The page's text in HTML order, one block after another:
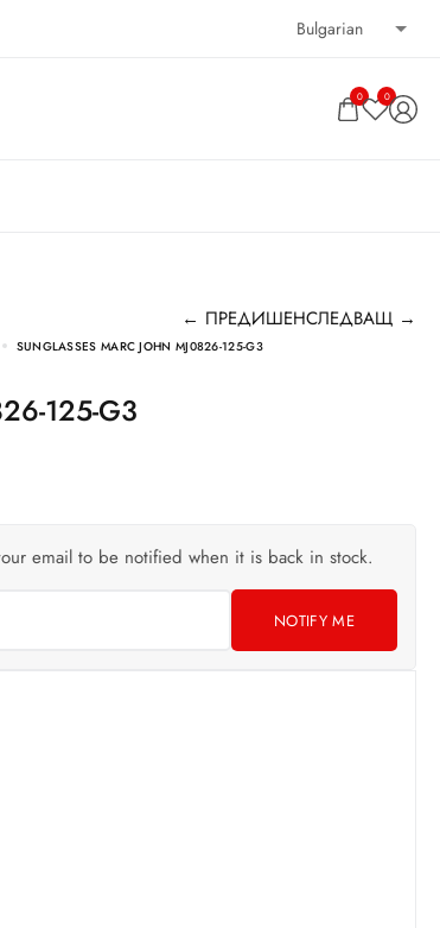
0 0
← ПРЕДИШЕНСЛЕДВАЩ →
SUNGLASSES MARC JOHN MJ0826-125-G3
125-G3
email to be notified when it is back in stock.
NOTIFY ME